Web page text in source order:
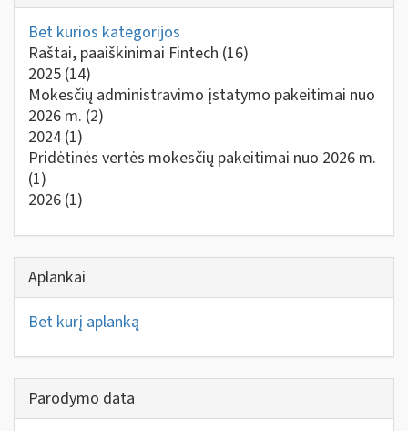
Bet kurios kategorijos
Raštai, paaiškinimai Fintech (16)
2025 (14)
Mokesčių administravimo įstatymo pakeitimai nuo
2026 m. (2)
2024 (1)
Pridėtinės vertės mokesčių pakeitimai nuo 2026 m.
(1)
2026 (1)
Aplankai
Bet kurį aplanką
Parodymo data